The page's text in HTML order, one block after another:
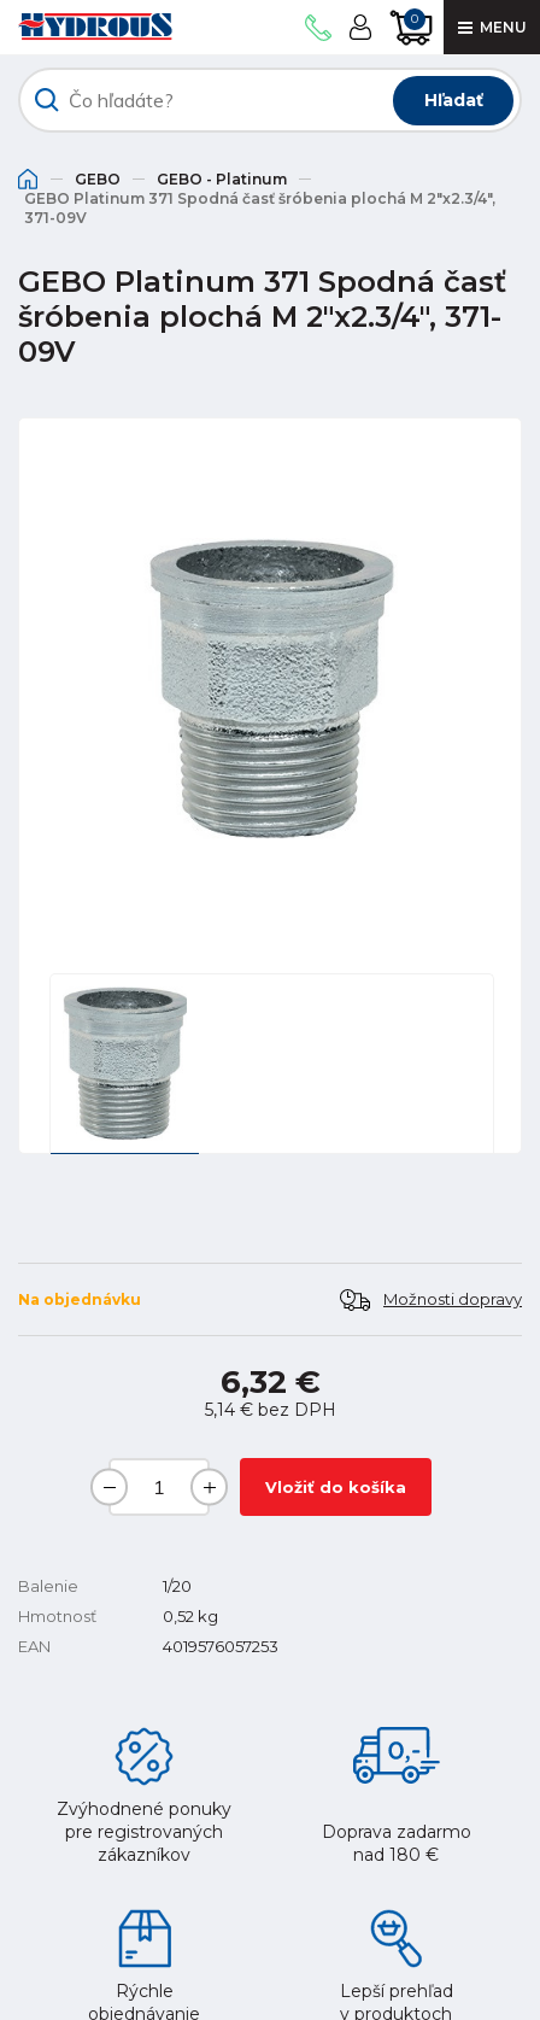
0 MENU
Hľadať
GEBO
GEBO - Platinum
GEBO Platinum 371 Spodná časť šróbenia plochá M 2"x2.3/4",
371-09V
GEBO Platinum 371 Spodná časť
šróbenia plochá M 2"x2.3/4", 371-
09V
Na objednávku Možnosti dopravy
6,32 €
5,14 €bez DPH
Vložiť do košíka
Balenie
1/20
Hmotnosť
0,52 kg
EAN
4019576057253
Zvýhodnené ponuky
pre registrovaných
zákazníkov
Doprava zadarmo
nad 180 €
Rýchle
objednávanie
Lepší prehľad
v produktoch